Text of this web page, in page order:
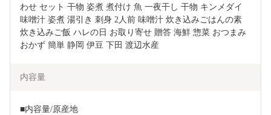
わせ セット 干物 姿煮 煮付け 魚 一夜干し 干物 キンメダイ
味噌汁 姿煮 湯引き 刺身 2人前 味噌汁 炊き込みごはんの素
炊き込みご飯 ハレの日 お取り寄せ 贈答 海鮮 惣菜 おつまみ
おかず 簡単 静岡 伊豆 下田 渡辺水産
内容量
■内容量/原産地